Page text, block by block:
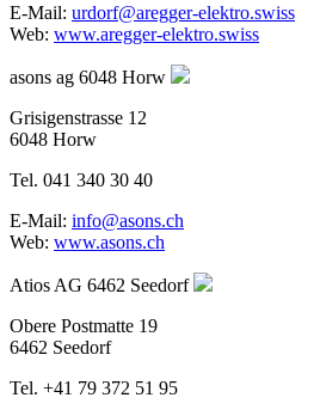
E-Mail: urdorf@aregger-elektro.swiss
Web: www.aregger-elektro.swiss
asons ag 6048 Horw
Grisigenstrasse 12
6048 Horw
Tel. 041 340 30 40
E-Mail: info@asons.ch
Web: www.asons.ch
Atios AG 6462 Seedorf
Obere Postmatte 19
6462 Seedorf
Tel. +41 79 372 51 95